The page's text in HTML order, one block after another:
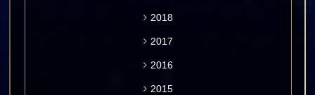
2018
2017
2016
2015